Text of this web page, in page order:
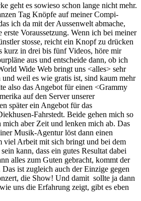
geht es sowieso schon lange nicht mehr.
Tag Knöpfe auf meiner Compi-
ich da mit der Aussenwelt abmache,
Voraussetzung. Wenn ich bei meiner
stosse, reicht ein Knopf zu drücken
kurz in drei bis fünf Videos, höre mir
aus und entscheide dann, ob ich
Wide Web bringt uns <alles> sehr
weil es wie gratis ist, sind kaum mehr
also das Angebot für einen <Grammy
auf den Server unserer
später ein Angebot für das
Fahrstedt. Beide gehen mich so
mich aber Zeit und lenken mich ab. Das
Musik-Agentur löst dann einen
viel Arbeit mit sich bringt und bei dem
kann, dass ein gutes Resultat dabei
alles zum Guten gebracht, kommt der
ist zugleich auch der Einzige gegen
die Show! Und damit sollte ja dann
uns die Erfahrung zeigt, gibt es eben